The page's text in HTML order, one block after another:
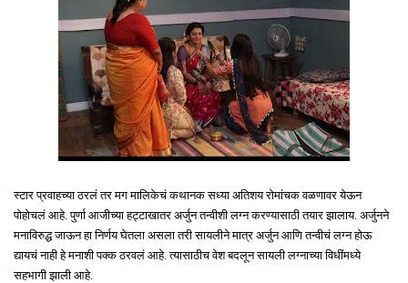
स्टार प्रवाहच्या ठरलं तर मग मालिकेचं कथानक सध्या अतिशय रोमांचक वळणावर येऊन
पोहोचलं आहे. पुर्णा आजीच्या हट्टाखातर अर्जुन तन्वीशी लग्न करण्यासाठी तयार झालाय. अर्जुनने
मनाविरुद्ध जाऊन हा निर्णय घेतला असला तरी सायलीने मात्र अर्जुन आणि तन्वीचं लग्न होऊ
द्यायचं नाही हे मनाशी पक्क ठरवलं आहे. त्यासाठीच वेश बदलून सायली लग्नाच्या विधींमध्ये
सहभागी झाली आहे.